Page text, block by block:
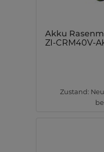
Akku
ZI-CRM40V-
Zustand: